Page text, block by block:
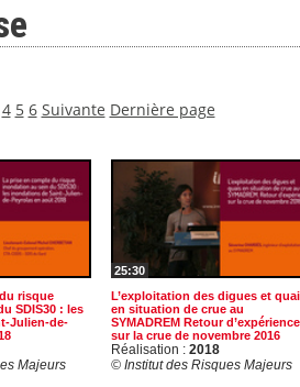
4 5 6 Suivante Dernière page
risque
SDIS30 : les
Julien-de-
Majeurs
25:30
L’exploitation des digues et
en situation de crue au
SYMADREM Retour d’expérience
sur la crue de novembre 2016
Réalisation : 2018
© Institut des Risques Majeurs